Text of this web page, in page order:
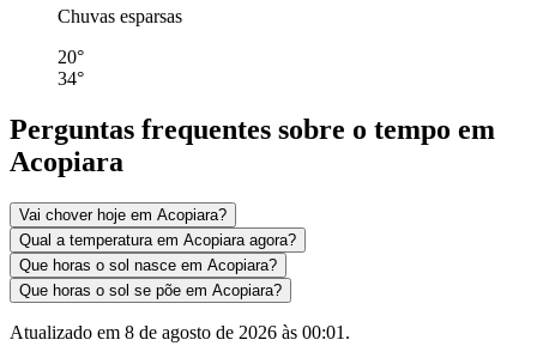
Chuvas esparsas
20°
34°
Perguntas frequentes sobre o tempo em
Acopiara
Vai chover hoje em Acopiara?
Qual a temperatura em Acopiara agora?
Que horas o sol nasce em Acopiara?
Que horas o sol se põe em Acopiara?
Atualizado em 8 de agosto de 2026 às 00:01 .